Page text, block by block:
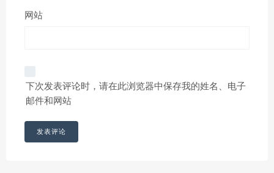
网站
下次发表评论时，请在此浏览器中保存我的姓名、电子
邮件和网站